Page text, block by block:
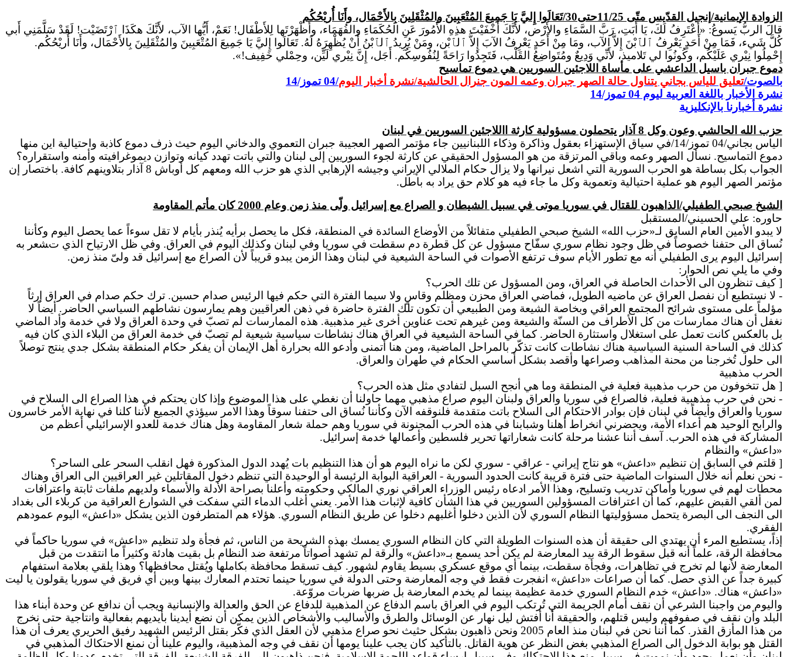
الزوادة الإيمانية/ إنجيل القدّيس متّى 11/25حتى30/
تَعَالَوا إِليَّ يَا جَمِيعَ المُتْعَبِينَ والمُثْقَلِينَ بِالأَحْمَال، وأَنَا أُريْحُكُم
قالَ الربُّ يَسوعُ: «أَعْتَرِفُ لَكَ، يَا أَبَتِ، رَبَّ السَّمَاءِ والأَرْض، لأَنَّكَ أَخْفَيْتَ هذِهِ الأُمُورَ عَنِ الحُكَمَاءِ والفُهَمَاء، وأَظْهَرْتَها لِلأَطْفَال! نَعَمْ، أَيُّها الآب، لأَنَّكَ هكَذَا ٱرْتَضَيْت! لَقَدْ سَلَّمَنِي أَبي
كُلَّ شَيء، فَمَا مِنْ أَحَدٍ يَعْرِفُ ٱلٱبْنَ إِلاَّ الآب، ومَا مِنْ أَحَدٍ يَعْرِفُ الآبَ إِلاَّ ٱلٱبْن، ومَنْ يُرِيدُ ٱلٱبْنُ أَنْ يُظْهِرَهُ لَهُ.تَعَالَوا
إِليَّ يَا جَمِيعَ المُتْعَبِينَ والمُثْقَلِينَ بِالأَحْمَال، وأَنَا أُريْحُكُم.
إِحْمِلُوا نِيْري عَلَيْكُم، وكُونُوا لي تَلاميذ، لأَنِّي وَدِيعٌ ومُتَواضِعُ القَلْب، فَتَجِدُوا رَاحَةً لِنُفُوسِكُم. أَجَل،
إِنَّ نِيْري لَيِّن، وحِمْلي خَفِيف!».
دموع جبران باسيل الد عشي على مأساة اللاجئين السوريين هي دموع تماسيح
بالصوت/تعليق للياس بجاني يتناول حالة الصهر جبران وعمه المون جنرال الحالشية/نشرة أخبار اليوم/04 تموز/14
نشرة الأخبار باللغة العربية ليوم 0 4
تموز/14
نشرة أخبارنا بالإنكليزية
حزب الله الحالشي وعون وكل 8 آذار يتحملون مسؤولية كارثة االلاجئين السوريين في لبنان
الياس بجاني/04 تموز/14/في سياق الإستهزاء بعقول وذاكرة وذكاء اللبنانيين جاء مؤتمر الصهر العجيبة جبران التعموي والدخاني اليوم حيث ذرف دموع كاذبة واحتيالية اين منها
دموع التماسيح. نسأل الصهر وعمه وباقي المرتزقة من هو المسؤول الحقيقي عن كارثة لجوء السوريين إلى لبنان والتي باتت تهدد كيانه وتوازن ديموغرافيته وأمنه واستقراره؟
الجواب بكل بساطة هو الحرب السورية التي اشعل نيرانها ولا يزال حكام الملالي الإيراني وجيشه الإرهابي الذي هو حزب الله ومعهم كل أوباش 8 آذار بتلاوينهم كافة. باختصار إن
مؤتمر الصهر اليوم هو عملية احتيالية وتعموية وكل ما جاء فيه هو كلام حق يراد به باطل.
الشيخ صبحي الطفيلي/الذاهبون للقتال في سوريا موتى في سبيل الشيطان و الصراع مع إسرائيل ولّى منذ زمن وعام 2000 كان مأتم المقاومة
حاوره: علي الحسيني/المستقبل
لا يبدو الأمين العام السابق لـ«حزب الله» الشيخ صبحي الطفيلي متفائلاً من الأوضاع السائدة في المنطقة، فكل ما يحصل برأيه يُنذر بأيام لا تقل سوءاً عما يحصل اليوم وكأننا
نُساق الى حتفنا خصوصاً في ظل وجود نظام سوري سفّاح مسؤول عن كل قطرة دم سقطت في سوريا وفي لبنان وكذلك اليوم في العراق. وفي ظل الارتياح الذي تشعر به
إسرائيل اليوم يرى الطفيلي أنه مع تطور الأيام سوف ترتفع الأصوات في الساحة الشيعية في لبنان وهذا الزمن يبدو قريباً لأن الصراع مع إسرائيل قد ولىّ منذ زمن.
وفي ما يلي نص الحوار:
[ كيف تنظرون الى الأحداث الحاصلة في العراق، ومن المسؤول عن تلك الحرب؟
- لا نستطيع أن نفصل العراق عن ماضيه الطويل، فماضي العراق محزن ومظلم وقاسٍ ولا سيما الفترة التي حكم فيها الرئيس صدام حسين. ترك حكم صدام في العراق إرثاً
مؤلماً على مستوى شرائح المجتمع العراقي وبخاصة الشيعة ومن الطبيعي أن تكون تلك الفترة حاضرة في ذهن العراقيين وهم يمارسون نشاطهم السياسي الحاضر. أيضاً لا
نغفل أن هناك ممارسات من كل الأطراف من السنّة والشيعة ومن غيرهم تحت عناوين أخرى غير مذهبية. هذه الممارسات لم تصبّ في وحدة العراق ولا في خدمة وأد الماضي
بل بالعكس كانت تعمل على استغلال واستثارة الحاضر. كما في الساحة الشيعية في العراق هناك نشاطات سياسية شيعية لم تصبّ في خدمة العراق من البلاء الذي كان فيه
كذلك في الساحة السنية السياسية هناك نشاطات كانت تذكّر بالمراحل الماضية، ومن هنا أتمنى وأدعو الله بحرارة أهل الإيمان أن يفكر حكام المنطقة بشكل جدي ينتج توصلاً
الى حلول تُخرجنا من محنة المذاهب وصراعها وأقصد بشكل أساسي الحكام في طهران والعراق.
الحرب مذهبية
[ هل تتخوفون من حرب مذهبية فعلية في المنطقة وما هي أنجح السبل لتفادي مثل هذه الحرب؟
- نحن في حرب مذهبية فعلية، فالصراع في سوريا والعراق ولبنان اليوم صراع مذهبي مهما حاولنا أن نغطي على هذا الموضوع وإذا كان يحتكم في هذا الصراع الى السلاح في
سوريا والعراق وأيضاً في لبنان فإن بوادر الاحتكام الى السلاح باتت متقدمة فلنوقفه الآن وكأننا نُساق الى حتفنا سوقاً وهذا الامر سيؤذي الجميع لأننا كلنا في نهاية الأمر خاسرون
والرابح الوحيد هم أعداء الأمة، ويحضرني انخراط أهلنا وشبابنا في هذه الحرب المجنونة في سوريا وهم حملة شعار المقاومة وهل هناك خدمة للعدو الإسرائيلي أعظم من
المشاركة في هذه الحرب. آسف أننا عشنا مرحلة كانت شعاراتها تحرير فلسطين وأعمالها خدمة إسرائيل.
«داعش» والنظام
[ قلتم في السابق إن تنظيم «داعش» هو نتاج إيراني - عراقي - سوري لكن ما نراه اليوم هو أن هذا التنظيم بات يُهدد الدول المذكورة فهل انقلب السحر على الساحر؟
- نحن نعلم أنه خلال السنوات الماضية حتى فترة قريبة كانت الحدود السورية - العراقية البوابة الرئيسة أو الوحيدة التي تنظم دخول المقاتلين غير العراقيين الى العراق وهناك
محطات لهم في سوريا وأماكن تدريب وتسليح، وهذا الأمر ادعاه رئيس الوزراء العراقي نوري المالكي وحكومته وأعلنا بصراحة الأدلة والأسماء ولديهم ملفات ثابتة واعترافات
لمن ألقي القبض عليهم، كما أن اعترافات المسؤولين السوريين في هذا الشأن كافية لإثبات هذا الأمر. يعني أغلب الدماء التي سفكت في الشوارع العراقية من كربلاء الى بغداد
الى النجف الى البصرة يتحمل مسؤوليتها النظام السوري لأن الذين دخلوا أغلبهم دخلوا عن طريق النظام السوري. هؤلاء هم المتطرفون الذين يشكل «داعش» اليوم عمودهم
الفقري.
إذاً، يستطيع المرء أن يهتدي الى حقيقة أن هذه السنوات الطويلة التي كان النظام السوري يمسك بهذه الشريحة من الناس، ثم فجأة ولد تنظيم «داعش» في سوريا حاكماً في
محافظة الرقة، علماً أنه قبل سقوط الرقة بيد المعارضة لم يكن أحد يسمع بـ«داعش» والرقة لم تشهد أصواتاً مرتفعة ضد النظام بل بقيت هادئة وكثيراً ما انتقدت من قبل
المعارضة لأنها لم تخرج في تظاهرات، وفجأة سقطت، بينما أي موقع عسكري بسيط يقاوم لشهور. كيف تسقط محافظة بكاملها ويُقتل محافظها؟ وهذا يلقي بعلامة استفهام
كبيرة جداً عن الذي حصل. كما أن صراعات «داعش» انفجرت فقط في وجه المعارضة وحتى الدولة في سوريا حينما تحتدم المعارك بينها وبين أي فريق في سوريا يقولون يا ليت
«داعش» هناك. «داعش» خدم النظام السوري خدمة عظيمة بينما لم يخدم المعارضة بل ضربها ضربات مروّعة.
واليوم من واجبنا الشرعي أن نقف أمام الجريمة التي تُرتكب اليوم في العراق باسم الدفاع عن المذهبية للدفاع عن الحق والعدالة والإنسانية ويجب أن ندافع عن وحدة أبناء هذا
البلد وأن نقف في صفوفهم وليس قتلهم، والحقيقة أنا أفتش ليل نهار عن الوسائل والطرق والأساليب والأشخاص الذين يمكن أن نضع أيدينا بأيديهم بفعالية وانتاجية حتى نخرج
من هذا المأزق القذر. كما أننا نحن في لبنان منذ العام 2005 ونحن ذاهبون بشكل حثيث نحو صراع مذهبي لأن العقل الذي فكّر بقتل الرئيس الشهيد رفيق الحريري يعرف أن هذا
القتل هو بوابة الدخول الى الصراع المذهبي بغض النظر عن هوية القاتل. بالتأكيد كان يجب علينا يومها أن نقف في وجه المذهبية، واليوم علينا أن نمنع الاحتكاك المذهبي في